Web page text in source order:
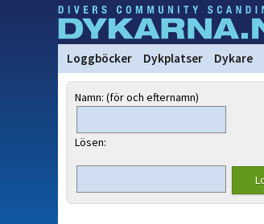
Loggböcker Dykplatser Dykare
Namn: (för och efternamn)
Lösen: